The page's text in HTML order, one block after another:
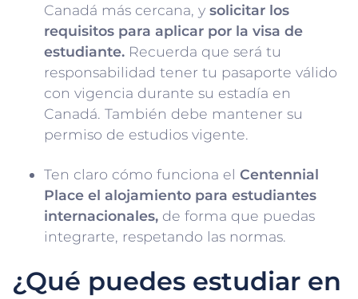
Canadá más cercana, y solicitar los
requisitos para aplicar por la visa de
estudiante. Recuerda que será tu
responsabilidad tener tu pasaporte válido
con vigencia durante su estadía en
Canadá. También debe mantener su
permiso de estudios vigente.
Ten claro cómo funciona el Centennial
Place el alojamiento para estudiantes
internacionales, de forma que puedas
integrarte, respetando las normas.
¿Qué puedes estudiar en